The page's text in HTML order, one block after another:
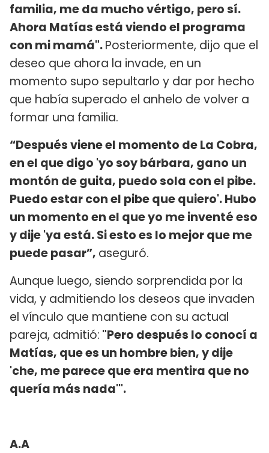
familia, me da mucho vértigo, pero sí.
Ahora Matías está viendo el programa
con mi mamá".Posteriormente, dijo que el
deseo que ahora la invade, en un
momento supo sepultarlo y dar por hecho
que había superado el anhelo de volver a
formar una familia.
“Después viene el momento de La Cobra,
en el que digo 'yo soy bárbara, gano un
montón de guita, puedo sola con el pibe.
Puedo estar con el pibe que quiero'. Hubo
un momento en el que yo me inventé eso
y dije 'ya está. Si esto es lo mejor que me
puede pasar”, aseguró.
Aunque luego, siendo sorprendida por la
vida, y admitiendo los deseos que invaden
el vínculo que mantiene con su actual
pareja, admitió: "Pero después lo conocí a
Matías, que es un hombre bien, y dije
'che, me parece que era mentira que no
quería más nada'".
A.A